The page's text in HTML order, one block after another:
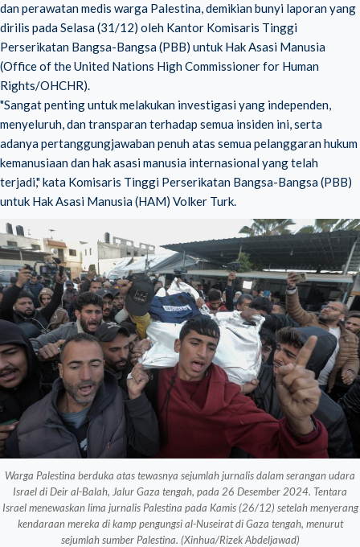
dan perawatan medis warga Palestina, demikian bunyi laporan yang
dirilis pada Selasa (31/12) oleh Kantor Komisaris Tinggi
Perserikatan Bangsa-Bangsa (PBB) untuk Hak Asasi Manusia
(Office of the United Nations High Commissioner for Human
Rights/OHCHR).
"Sangat penting untuk melakukan investigasi yang independen,
menyeluruh, dan transparan terhadap semua insiden ini, serta
adanya pertanggungjawaban penuh atas semua pelanggaran hukum
kemanusiaan dan hak asasi manusia internasional yang telah
terjadi," kata Komisaris Tinggi Perserikatan Bangsa-Bangsa (PBB)
untuk Hak Asasi Manusia (HAM) Volker Turk.
Warga Palestina berduka atas tewasnya sejumlah jurnalis dalam serangan udara
Israel di Deir al-Balah, Jalur Gaza tengah, pada 26 Desember 2024. Tentara
Israel menewaskan lima jurnalis Palestina pada Kamis (26/12) setelah menyerang
kendaraan mereka di kamp pengungsi al-Nuseirat di Gaza tengah, menurut
sejumlah sumber Palestina. (Xinhua/Rizek Abdeljawad)